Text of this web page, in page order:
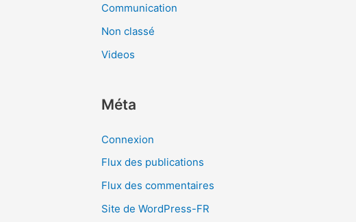
Communication
Non classé
Videos
Méta
Connexion
Flux des publications
Flux des commentaires
Site de WordPress-FR